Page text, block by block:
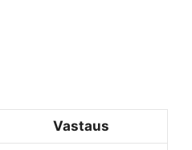
Vastaus